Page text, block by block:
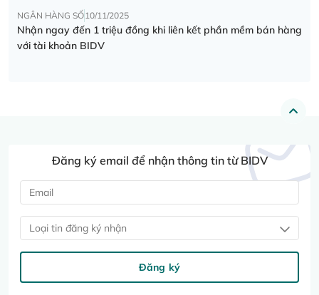
NGÂN HÀNG SỐ10/11/2025
Nhận ngay đến 1 triệu đồng khi liên kết phần mềm bán hàng
với tài khoản BIDV
Đăng ký email để nhận thông tin từ BIDV
Loại tin đăng ký nhận
Đăng ký